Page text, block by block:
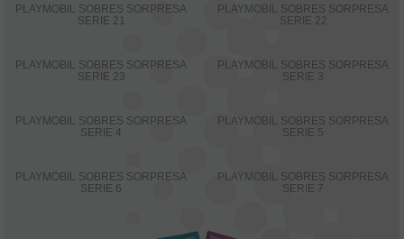
PLAYMOBIL SOBRES SORPRESA
SERIE 21
PLAYMOBIL SOBRES SORPRESA
SERIE 22
PLAYMOBIL SOBRES SORPRESA
SERIE 23
PLAYMOBIL SOBRES SORPRESA
SERIE 3
PLAYMOBIL SOBRES SORPRESA
SERIE 4
PLAYMOBIL SOBRES SORPRESA
SERIE 5
PLAYMOBIL SOBRES SORPRESA
SERIE 6
PLAYMOBIL SOBRES SORPRESA
SERIE 7